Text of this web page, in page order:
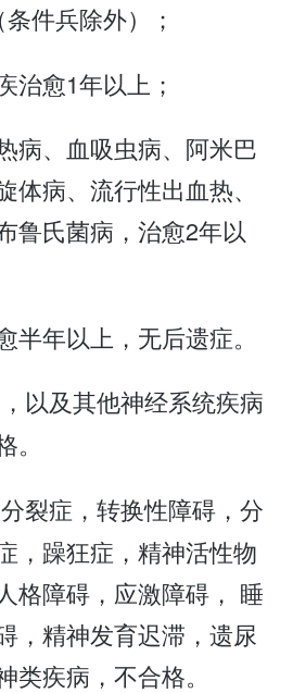
件兵除外）；
治愈1年以上；
病、血吸虫病、阿米巴
体病、流行性出血热、
鲁氏菌病，治愈2年以
半年以上，无后遗症。
以及其他神经系统疾病
裂症，转换性障碍，分
，躁狂症，精神活性物
格障碍，应激障碍， 睡
，精神发育迟滞，遗尿
类疾病，不合格。